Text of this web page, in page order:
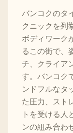
バンコクのタ
クニックを列
ボディワーク
るこの街で、
チ、クライア
す。バンコク
ンドフルなタ
た圧力、スト
トを受ける人
ンの組み合わ